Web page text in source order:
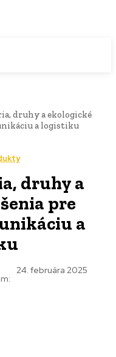
druhy a ekologické
a logistiku
druhy a
pre
a
24. februára 2025